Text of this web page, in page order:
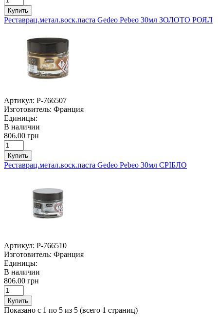
Купить
Реставрац.метал.воск.паста Gedeo Pebeo 30мл ЗОЛОТО РОЯЛ
Артикул: P-766507
Изготовитель: Франция
Единицы:
В наличии
806.00 грн
Купить
Реставрац.метал.воск.паста Gedeo Pebeo 30мл СРІБЛО
Артикул: P-766510
Изготовитель: Франция
Единицы:
В наличии
806.00 грн
Купить
Показано с 1 по 5 из 5 (всего 1 страниц)